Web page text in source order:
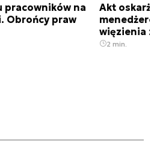
pracowników na
Obrońcy praw
Akt
więzienia
2 min.